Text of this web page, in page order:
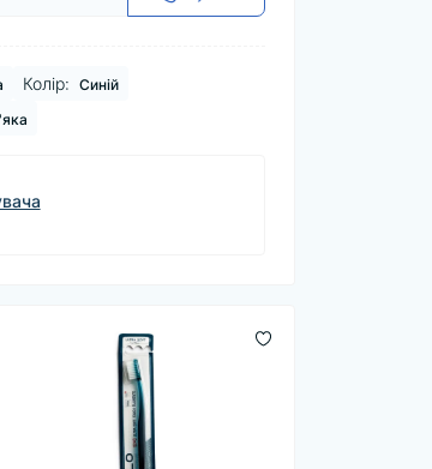
Колір: Синій